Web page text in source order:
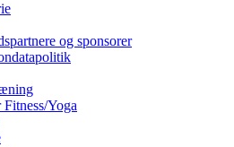
og sponsorer
Yoga